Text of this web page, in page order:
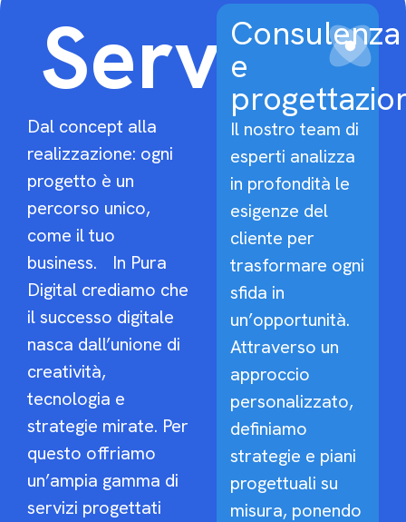
Servizi
Dal concept alla
realizzazione: ogni
progetto è un
percorso unico,
come il tuo
business. In Pura
Digital crediamo che
il successo digitale
nasca dall’unione di
creatività,
tecnologia e
strategie mirate. Per
questo offriamo
un’ampia gamma di
servizi progettati
Consulenza
e
Il nostro team di
esperti analizza
in profondità le
esigenze del
cliente per
trasformare ogni
sfida in
un’opportunità.
Attraverso un
approccio
personalizzato,
definiamo
strategie e piani
progettuali su
misura, ponendo